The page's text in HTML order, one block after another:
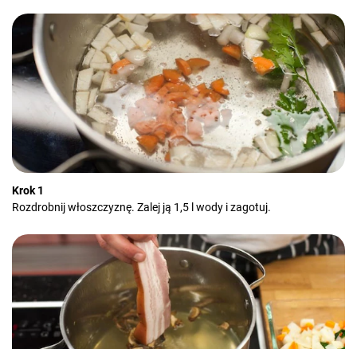
Krok 1
Rozdrobnij włoszczyznę. Zalej ją 1,5 l wody i zagotuj.